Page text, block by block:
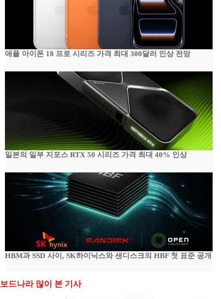
애플 아이폰 18 프로 시리즈 가격 최대 300달러 인상 전망
일본의 일부 지포스 RTX 50 시리즈 가격 최대 40% 인상
HBM과 SSD 사이, SK하이닉스와 샌디스크의 HBF 첫 표준 공개
보드나라 많이 본 기사